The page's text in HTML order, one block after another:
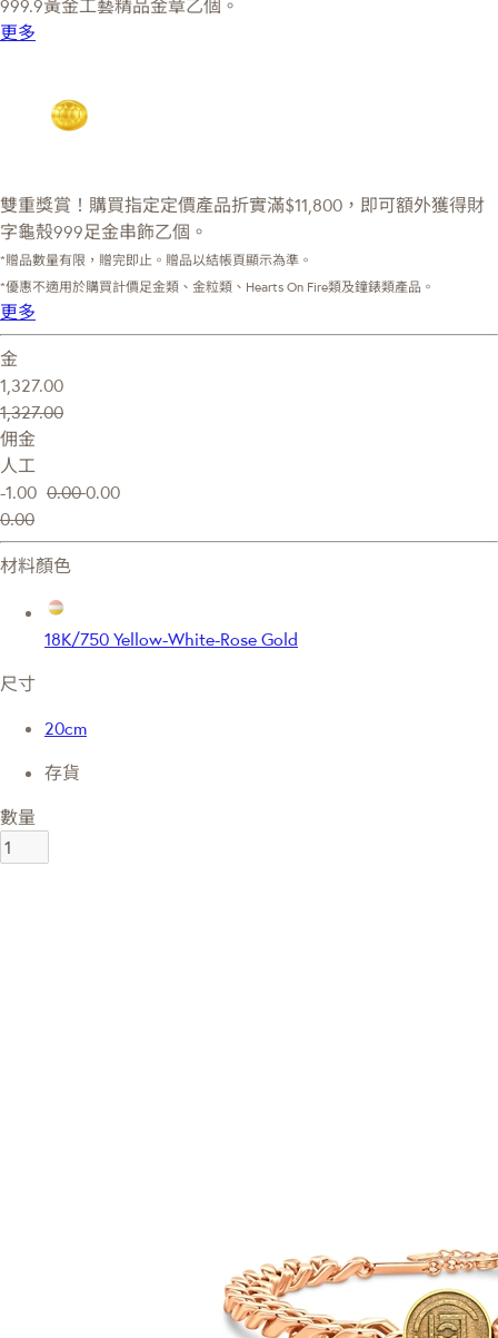
999.9黃金工藝精品金章乙個。
更多
雙重獎賞！購買指定定價產品折實滿$11,800，即可額外獲得財
字龜殼999足金串飾乙個。
*贈品數量有限，贈完即止。贈品以結帳頁顯示為準。
*優惠不適用於購買計價足金類、金粒類、Hearts On Fire類及鐘錶類產品。
更多
金
1,327.00
1,327.00
佣金
人工
-1.00 0.000.00
0.00
材料顏色
18K/750 Yellow-White-Rose Gold
尺寸
20cm
存貨
數量